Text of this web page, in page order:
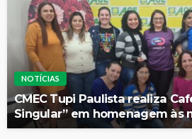
NOTÍCIAS
CMEC Tupi Paulista realiza
Singular” em homenagem às